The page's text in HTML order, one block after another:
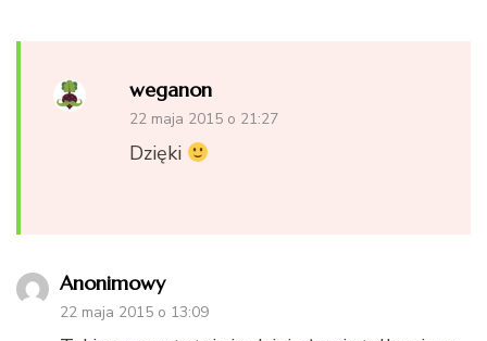
weganon
22 maja 2015 o 21:27
Dzięki
Anonimowy
22 maja 2015 o 13:09